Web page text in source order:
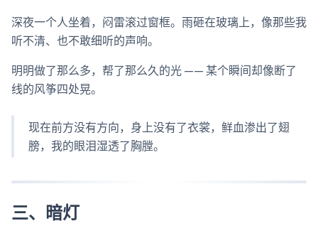
深夜一个人坐着，闷雷滚过窗框。雨砸在玻璃上，像那些我
听不清、也不敢细听的声响。
明明做了那么多，帮了那么久的光 —— 某个瞬间却像断了
线的风筝四处晃。
现在前方没有方向，身上没有了衣裳，鲜血渗出了翅
膀，我的眼泪湿透了胸膛。
三、暗灯